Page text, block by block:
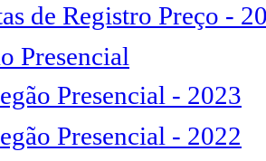
de Registro Preço -
Presencial
Presencial - 2023
Presencial - 2022